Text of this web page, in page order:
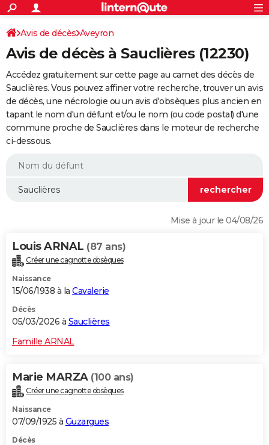
ACTUALITÉS
Politique
Société
Faits Divers
Education
Monde
Villes
+
SPORT
Coupe du monde 2026
Football
Tennis
Cyclisme
Rugby
Forum
Programme TV
TNT
Streaming
Cinéma
Sorties cinéma
Musique
+
FINANCE
Retraite
Epargne
Immobilier
Risques naturels par ville
Assurance
AUTO
Essais
Réserver un essai
Citadines
Berlines
SUV
Forum auto
+HIGH-TECH
BRICOLAGE
WEEK-END
Alimentation
Guide de la santé
Maladies
Médicaments
Sommeil
VOYAGE
Destinations
City break
Voyage nature
Voyage de noces
Forum
Climat
+PHOTO
GUIDES D'ACHAT
Carte de Noël
Carte Bonne année
Carte Saint-Valentin
Carte Pâques
Carte d'anniversaire
DICTIONNAIRE
Dictionnaire
Biographies
Citations
Expressions
Proverbes
PROGRAMME TV
Avis de décès Aveyron
Avis de décès à Sauclières (12230)
Accédez gratuitement sur cette page au carnet des décès de
Sauclières. Vous pouvez affiner votre recherche, trouver un avis
de décès, une nécrologie ou un avis d'obsèques plus ancien en
tapant le nom d'un défunt et/ou le nom (ou code postal) d'une
commune proche de Sauclières dans le moteur de recherche
ci-dessous.
Mise à jour le 04/08/26
Louis ARNAL (87 ans)
Créer une cagnotte obsèques
Naissance
15/06/1938 à la Cavalerie
Décès
05/03/2026 à Sauclières
Famille ARNAL
Marie MARZA (100 ans)
Créer une cagnotte obsèques
Naissance
07/09/1925 à Guzargues
Décès